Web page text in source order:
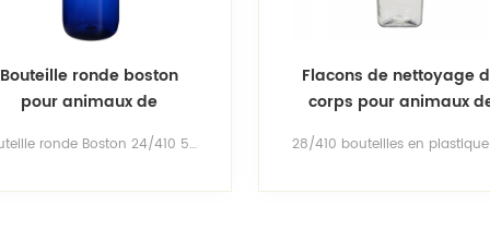
Bouteille ronde boston
pour animaux de
bleu, 500 ml, 16,6 oz
Bouteille ronde Boston 24/410 500ml 16.6oz bleu cobalt voir autres tailles biberons ronds pour animaux de compagnie obtenez gratuitement un moule pour bouteille en plastique pour votre propre marque!
Flacons de nettoyage
corps pour animaux
avec une taille de cou